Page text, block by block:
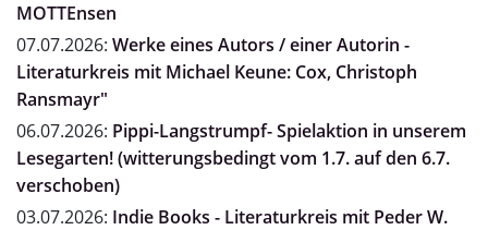
MOTTEnsen
07.07.2026: Werke eines Autors / einer Autorin -
Literaturkreis mit Michael Keune: Cox, Christoph
Ransmayr"
06.07.2026: Pippi-Langstrumpf- Spielaktion in unserem
Lesegarten! (witterungsbedingt vom 1.7. auf den 6.7.
verschoben)
03.07.2026: Indie Books - Literaturkreis mit Peder W.